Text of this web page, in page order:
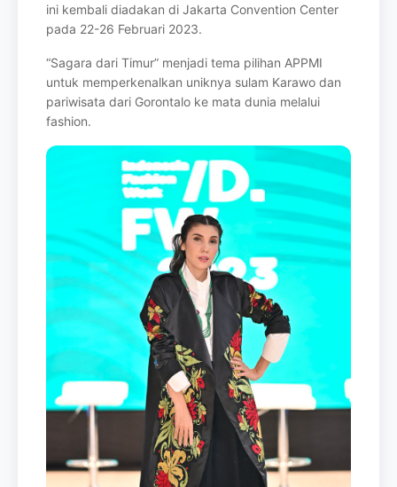
ini kembali diadakan di Jakarta Convention Center
pada 22-26 Februari 2023.
“Sagara dari Timur” menjadi tema pilihan APPMI
untuk memperkenalkan uniknya sulam Karawo dan
pariwisata dari Gorontalo ke mata dunia melalui
fashion.